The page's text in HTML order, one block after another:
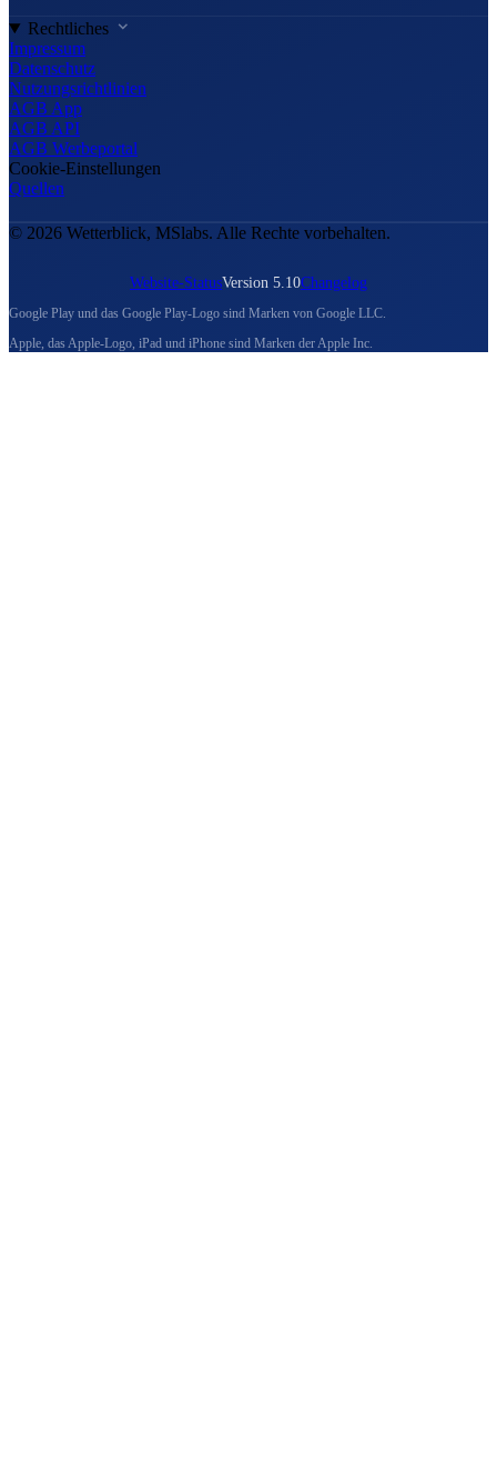
Rechtliches
Impressum
Datenschutz
Nutzungsrichtlinien
AGB App
AGB API
AGB Werbeportal
Cookie-Einstellungen
Quellen
© 2026 Wetterblick, MSlabs. Alle Rechte vorbehalten.
Website-StatusVersion 5.10Changelog
Google Play und das Google Play-Logo sind Marken von Google LLC.
Apple, das Apple-Logo, iPad und iPhone sind Marken der Apple Inc.